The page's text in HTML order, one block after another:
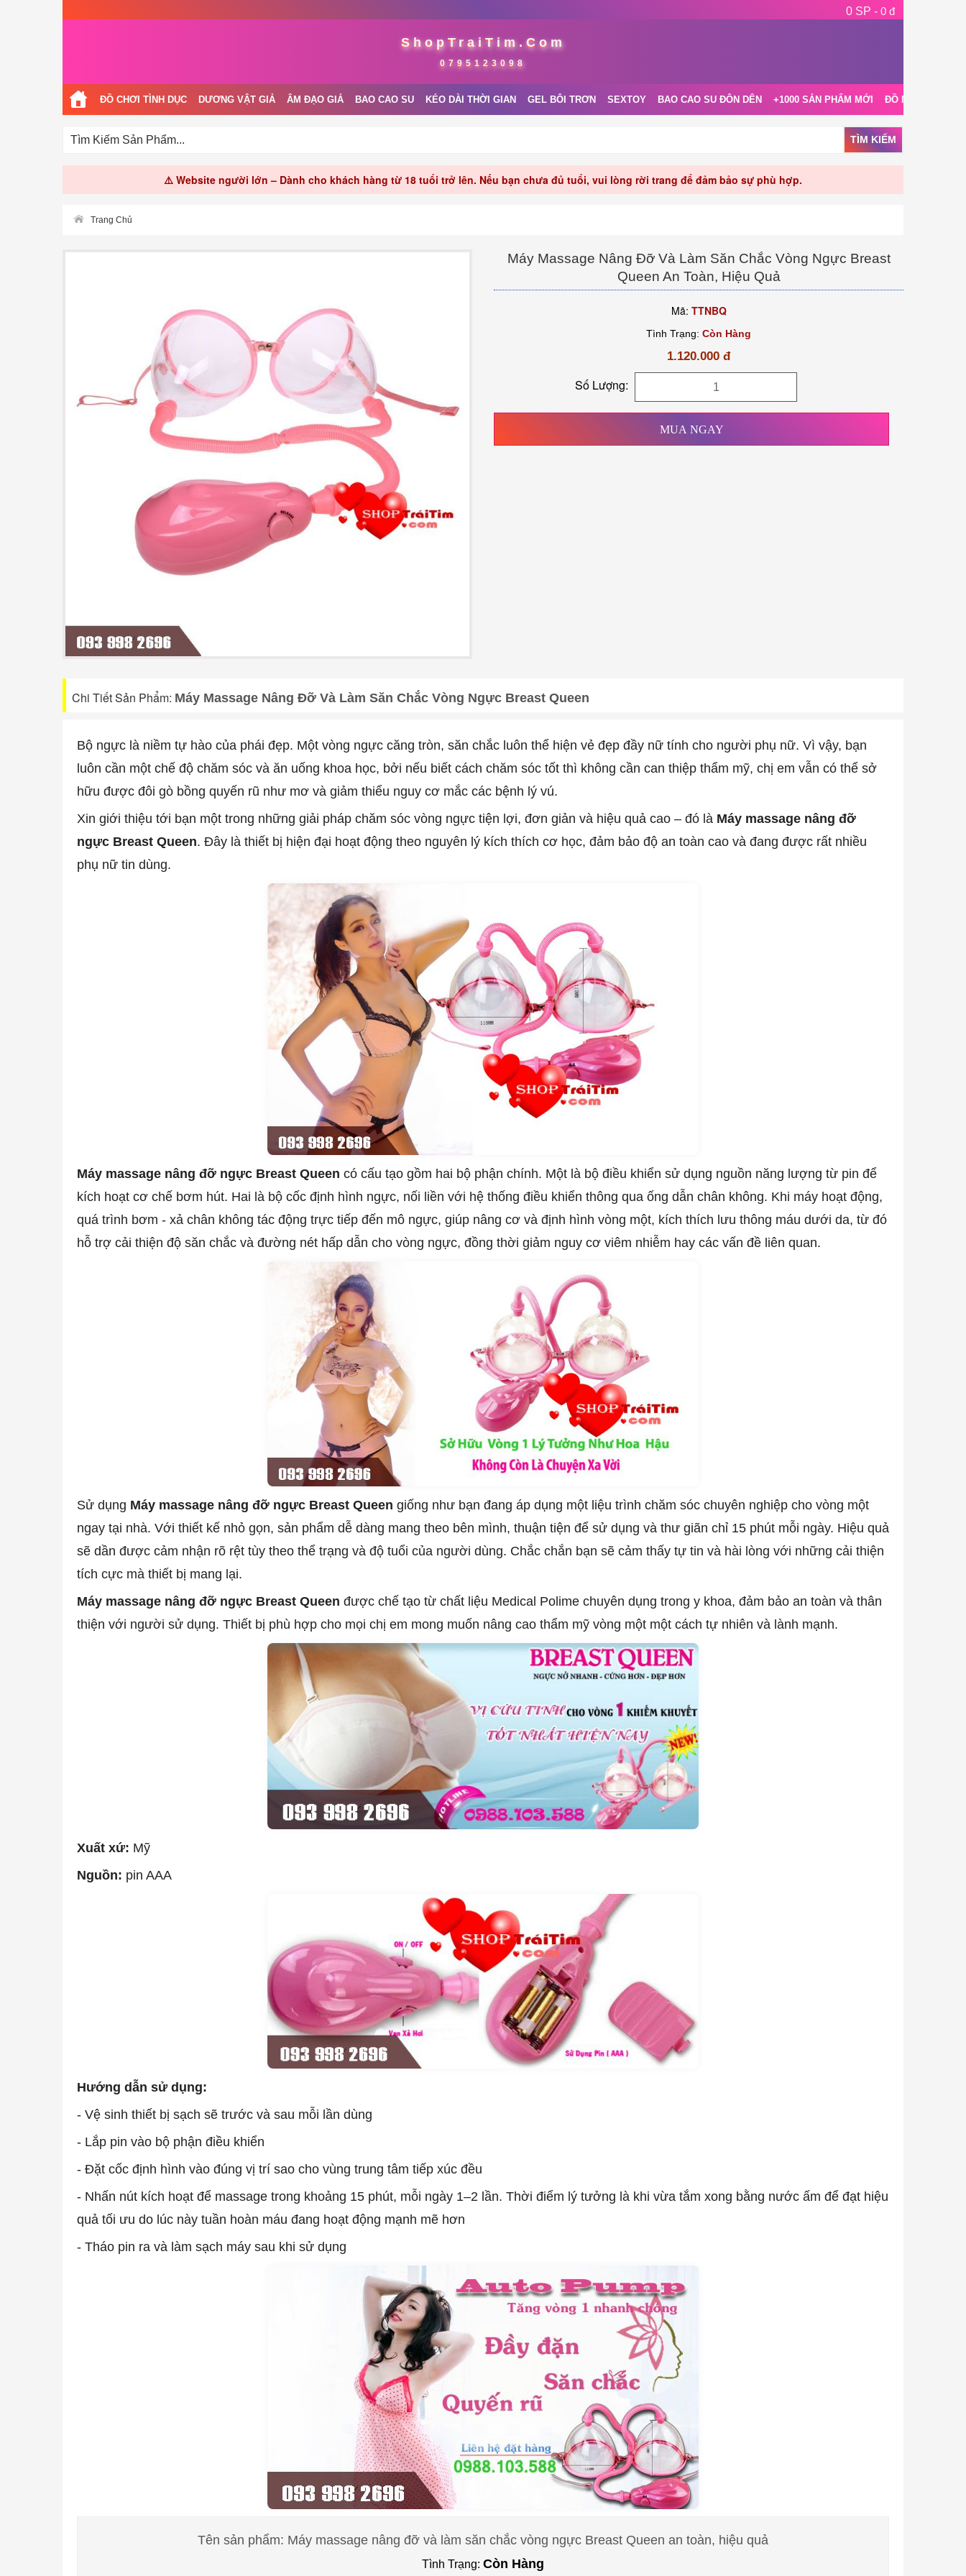
0 SP - 0 đ
ShopTraiTim.Com
0795123098
ĐỒ CHƠI TÌNH DỤC DƯƠNG VẬT GIẢ ÂM ĐẠO GIẢ BAO CAO SU KÉO DÀI THỜI GIAN GEL BÔI TRƠN SEXTOY BAO CAO SU ĐÔN DÊN +1000 SẢN PHẨM MỚI ĐỒ NGỦ NỘI Y
TÌM KIẾM
⚠️ Website người lớn – Dành cho khách hàng từ 18 tuổi trở lên. Nếu bạn chưa đủ tuổi, vui lòng rời trang để đảm bảo sự phù hợp.
Trang Chủ
Máy Massage Nâng Đỡ Và Làm Săn Chắc Vòng Ngực Breast
Queen An Toàn, Hiệu Quả
Mã: TTNBQ
Tình Trạng: Còn Hàng
1.120.000 đ
Số Lượng:
MUA NGAY
Chi Tiết Sản Phẩm: Máy Massage Nâng Đỡ Và Làm Săn Chắc Vòng Ngực Breast Queen
Bộ ngực là niềm tự hào của phái đẹp. Một vòng ngực căng tròn, săn chắc luôn thể hiện vẻ đẹp đầy nữ tính cho người phụ nữ. Vì vậy, bạn
luôn cần một chế độ chăm sóc và ăn uống khoa học, bởi nếu biết cách chăm sóc tốt thì không cần can thiệp thẩm mỹ, chị em vẫn có thể sở
hữu được đôi gò bồng quyến rũ như mơ và giảm thiểu nguy cơ mắc các bệnh lý vú.
Xin giới thiệu tới bạn một trong những giải pháp chăm sóc vòng ngực tiện lợi, đơn giản và hiệu quả cao – đó là Máy massage nâng đỡ
ngực Breast Queen. Đây là thiết bị hiện đại hoạt động theo nguyên lý kích thích cơ học, đảm bảo độ an toàn cao và đang được rất nhiều
phụ nữ tin dùng.
Máy massage nâng đỡ ngực Breast Queen có cấu tạo gồm hai bộ phận chính. Một là bộ điều khiển sử dụng nguồn năng lượng từ pin để
kích hoạt cơ chế bơm hút. Hai là bộ cốc định hình ngực, nối liền với hệ thống điều khiển thông qua ống dẫn chân không. Khi máy hoạt động,
quá trình bơm - xả chân không tác động trực tiếp đến mô ngực, giúp nâng cơ và định hình vòng một, kích thích lưu thông máu dưới da, từ đó
hỗ trợ cải thiện độ săn chắc và đường nét hấp dẫn cho vòng ngực, đồng thời giảm nguy cơ viêm nhiễm hay các vấn đề liên quan.
Sử dụng Máy massage nâng đỡ ngực Breast Queen giống như bạn đang áp dụng một liệu trình chăm sóc chuyên nghiệp cho vòng một
ngay tại nhà. Với thiết kế nhỏ gọn, sản phẩm dễ dàng mang theo bên mình, thuận tiện để sử dụng và thư giãn chỉ 15 phút mỗi ngày. Hiệu quả
sẽ dần được cảm nhận rõ rệt tùy theo thể trạng và độ tuổi của người dùng. Chắc chắn bạn sẽ cảm thấy tự tin và hài lòng với những cải thiện
tích cực mà thiết bị mang lại.
Máy massage nâng đỡ ngực Breast Queen được chế tạo từ chất liệu Medical Polime chuyên dụng trong y khoa, đảm bảo an toàn và thân
thiện với người sử dụng. Thiết bị phù hợp cho mọi chị em mong muốn nâng cao thẩm mỹ vòng một một cách tự nhiên và lành mạnh.
Xuất xứ: Mỹ
Nguồn: pin AAA
Hướng dẫn sử dụng:
- Vệ sinh thiết bị sạch sẽ trước và sau mỗi lần dùng
- Lắp pin vào bộ phận điều khiển
- Đặt cốc định hình vào đúng vị trí sao cho vùng trung tâm tiếp xúc đều
- Nhấn nút kích hoạt để massage trong khoảng 15 phút, mỗi ngày 1–2 lần. Thời điểm lý tưởng là khi vừa tắm xong bằng nước ấm để đạt hiệu
quả tối ưu do lúc này tuần hoàn máu đang hoạt động mạnh mẽ hơn
- Tháo pin ra và làm sạch máy sau khi sử dụng
Tên sản phẩm: Máy massage nâng đỡ và làm săn chắc vòng ngực Breast Queen an toàn, hiệu quả
Tình Trạng: Còn Hàng